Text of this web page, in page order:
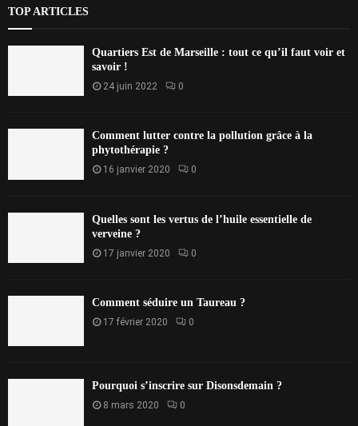
TOP ARTICLES
Quartiers Est de Marseille : tout ce qu’il faut voir et
savoir !
24 juin 2022 0
Comment lutter contre la pollution grâce à la
phytothérapie ?
16 janvier 2020 0
Quelles sont les vertus de l’huile essentielle de
verveine ?
17 janvier 2020 0
Comment séduire un Taureau ?
17 février 2020 0
Pourquoi s’inscrire sur Disonsdemain ?
8 mars 2020 0